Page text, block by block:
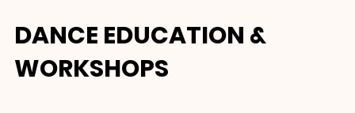
DANCE EDUCATION &
WORKSHOPS